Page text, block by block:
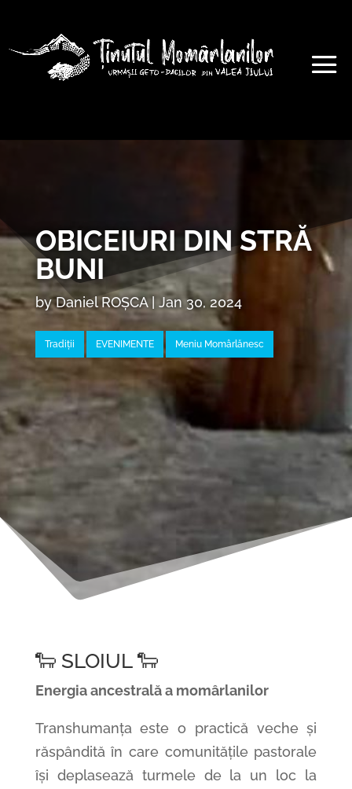
OBICEIURI DIN STRĂ
BUNI
byDaniel ROȘCA| Jan 30, 2024
Tradiții EVENIMENTE Meniu Momârlănesc
🐑 SLOIUL 🐑
Energiaancestralăa momârlanilor
Transhumanța este o practică veche și
răspândită în care comunitățile pastorale
își deplasează turmele de
la un loc la